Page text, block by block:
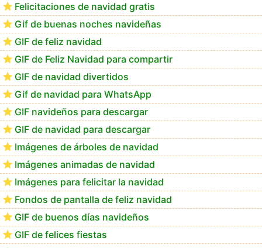
Te deseo una Feliz Navidad Bartolomea
Felicitaciones de navidad gratis
Gif de buenas noches navideñas
GIF de feliz navidad
GIF de Feliz Navidad para compartir
GIF de navidad divertidos
Gif de navidad para WhatsApp
GIF navideños para descargar
GIF de navidad para descargar
Imágenes de árboles de navidad
Imágenes animadas de navidad
Imágenes para felicitar la navidad
Fondos de pantalla de feliz navidad
GIF de buenos días navideños
GIF de felices fiestas